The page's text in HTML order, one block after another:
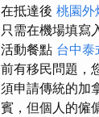
在抵達後 桃園外
只需在機場填寫
活動餐點 台中泰
前有移民問題，
須申請傳統的加
賓，但個人的僱